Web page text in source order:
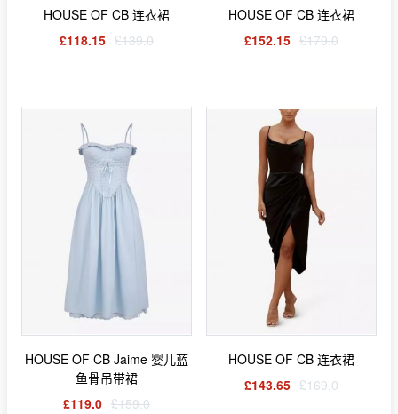
HOUSE OF CB 连衣裙
£118.15 £139.0
HOUSE OF CB 连衣裙
£152.15 £179.0
HOUSE OF CB Jaime 婴儿蓝
鱼骨吊带裙
£119.0 £159.0
HOUSE OF CB 连衣裙
£143.65 £169.0